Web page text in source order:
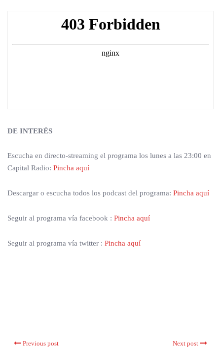
DE INTERÉS
Escucha en directo-streaming el programa los lunes a las 23:00 en
Capital Radio: Pincha aquí
Descargar o escucha todos los podcast del programa: Pincha aquí
Seguir al programa vía facebook : Pincha aquí
Seguir al programa vía twitter : Pincha aquí
Previous post Next post